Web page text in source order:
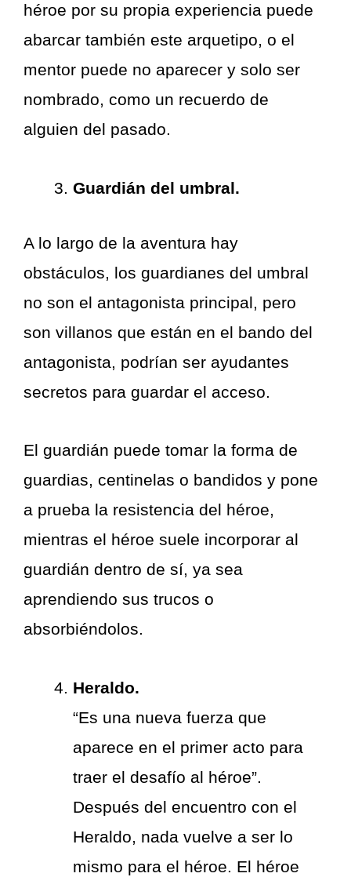
héroe por su propia experiencia puede
abarcar también este arquetipo, o el
mentor puede no aparecer y solo ser
nombrado, como un recuerdo de
alguien del pasado.
Guardián del umbral.
A lo largo de la aventura hay
obstáculos, los guardianes del umbral
no son el antagonista principal, pero
son villanos que están en el bando del
antagonista, podrían ser ayudantes
secretos para guardar el acceso.
El guardián puede tomar la forma de
guardias, centinelas o bandidos y pone
a prueba la resistencia del héroe,
mientras el héroe suele incorporar al
guardián dentro de sí, ya sea
aprendiendo sus trucos o
absorbiéndolos.
Heraldo.
“Es una nueva fuerza que
aparece en el primer acto para
traer el desafío al héroe”.
Después del encuentro con el
Heraldo, nada vuelve a ser lo
mismo para el héroe. El héroe